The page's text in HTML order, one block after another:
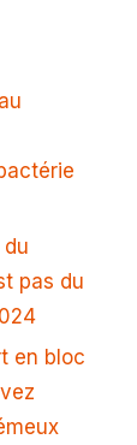
du
pas du
en bloc